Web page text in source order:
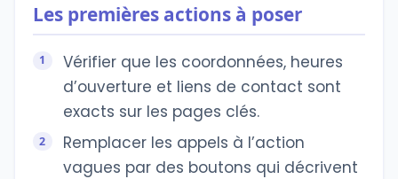
Les premières actions à poser
Vérifier que les coordonnées, heures
d’ouverture et liens de contact sont
exacts sur les pages clés.
Remplacer les appels à l’action
vagues par des boutons qui décrivent